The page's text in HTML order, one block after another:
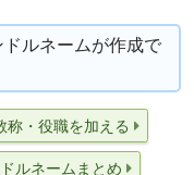
ドルネームが作成で
称・役職を加える
ルネームまとめ